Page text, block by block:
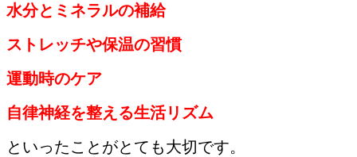
水分とミネラルの補給
ストレッチや保温の習慣
運動時のケア
自律神経を整える生活リズム
といったことがとても大切です。